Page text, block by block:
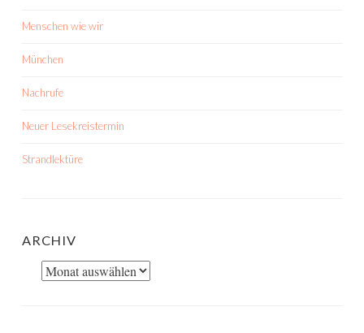
Menschen wie wir
München
Nachrufe
Neuer Lesekreistermin
Strandlektüre
ARCHIV
Archiv